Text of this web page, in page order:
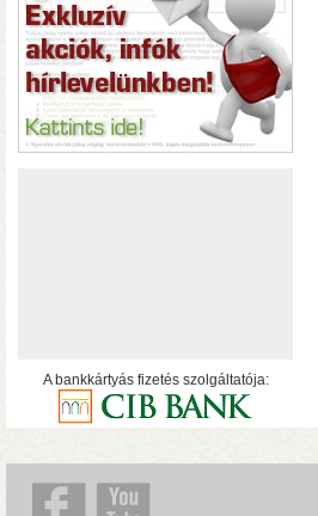
A bankkártyás fizetés szolgáltatója: